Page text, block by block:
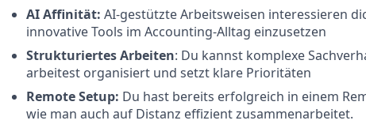
AI Affinität: AI-gestützte Arbeitsweisen interessieren
innovative Tools im Accounting-Alltag einzusetzen
Strukturiertes Arbeiten: Du kannst komplexe
arbeitest organisiert und setzt klare Prioritäten
Remote Setup: Du hast bereits erfolgreich in einem
wie man auch auf Distanz effizient zusammenarbeitet.